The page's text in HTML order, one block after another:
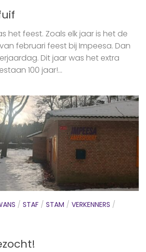
het feest. Zoals elk jaar is het de
februari feest bij Impeesa. Dan
Dit jaar was het extra
100 jaar!...
/ STAF / STAM / VERKENNERS /